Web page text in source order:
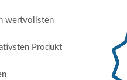
wertvollsten
Produkt